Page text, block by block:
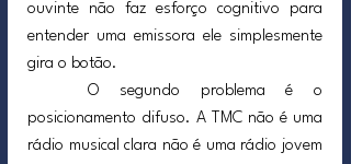
ouvinte não faz esforço cognitivo para
entender uma emissora ele simplesmente
gira o botão.
posicionamento difuso. A TMC não é uma
rádio musical clara não é uma rádio jovem